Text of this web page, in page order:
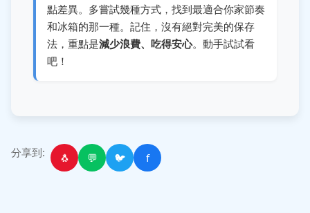
點差異。多嘗試幾種方式，找到最適合你家節奏
和冰箱的那一種。記住，沒有絕對完美的保存
法，重點是減少浪費、吃得安心。動手試試看
吧！
分享到: 🐧 💬 🐦 f